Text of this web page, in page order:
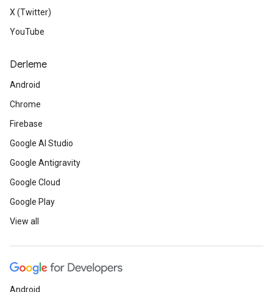
X (Twitter)
YouTube
Derleme
Android
Chrome
Firebase
Google AI Studio
Google Antigravity
Google Cloud
Google Play
View all
Android